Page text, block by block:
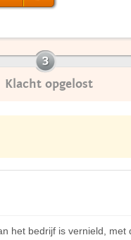
Klacht opgelost
het bedrijf is vernield,